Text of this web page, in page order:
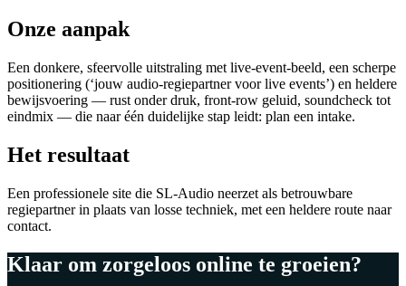
Onze aanpak
Een donkere, sfeervolle uitstraling met live-event-beeld, een scherpe
positionering (‘jouw audio-regiepartner voor live events’) en heldere
bewijsvoering — rust onder druk, front-row geluid, soundcheck tot
eindmix — die naar één duidelijke stap leidt: plan een intake.
Het resultaat
Een professionele site die SL-Audio neerzet als betrouwbare
regiepartner in plaats van losse techniek, met een heldere route naar
contact.
Klaar om zorgeloos online te groeien?